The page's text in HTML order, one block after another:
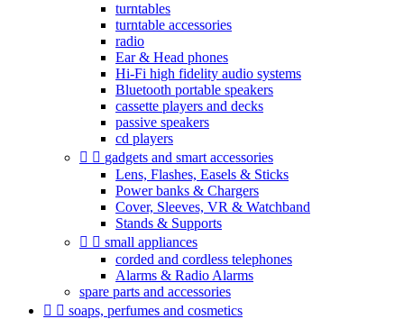
turntables
turntable accessories
radio
Ear & Head phones
Hi-Fi high fidelity audio systems
Bluetooth portable speakers
cassette players and decks
passive speakers
cd players
  gadgets and smart accessories
Lens, Flashes, Easels & Sticks
Power banks & Chargers
Cover, Sleeves, VR & Watchband
Stands & Supports
  small appliances
corded and cordless telephones
Alarms & Radio Alarms
spare parts and accessories
  soaps, perfumes and cosmetics